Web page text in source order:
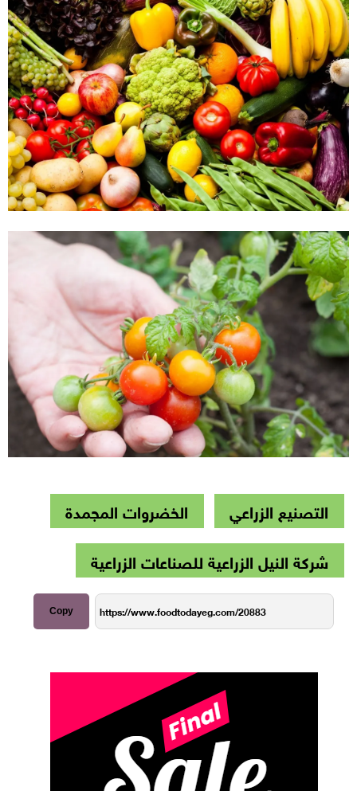
التصنيع الزراعي
الخضروات المجمدة
شركة النيل الزراعية للصناعات الزراعية
Copy